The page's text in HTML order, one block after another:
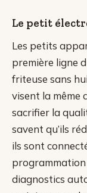
Le petit
Les petits
première ligne
friteuse sans
visent la même
sacrifier la
savent qu’ils
ils sont
programmation
diagnostics